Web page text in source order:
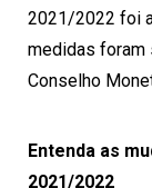
2021/2022 foi
medidas foram
Conselho
Entenda as
2021/2022